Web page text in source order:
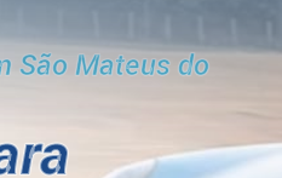
São Mateus do